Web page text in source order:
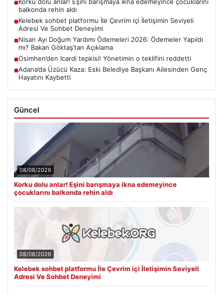
■
balkonda rehin aldı
■Kelebek sohbet platformu İle Çevrim içi İletişimin Seviyeli
Adresi Ve Sohbet Deneyimi
■Nisan Ayı Doğum Yardımı Ödemeleri 2026: Ödemeler Yapıldı
mı? Bakan Göktaş’tan Açıklama
■Osimhen’den Icardi tepkisi! Yönetimin o teklifini reddetti
■Adana’da Üzücü Kaza: Eski Belediye Başkanı Ailesinden Genç
Hayatını Kaybetti
Güncel
08/08/2026
Korku dolu anlar! Eşini barışmaya ikna edemeyince
çocuklarını balkonda rehin aldı
08/08/2026
Kelebek sohbet platformu İle Çevrim içi İletişimin Seviyeli
Adresi Ve Sohbet Deneyimi